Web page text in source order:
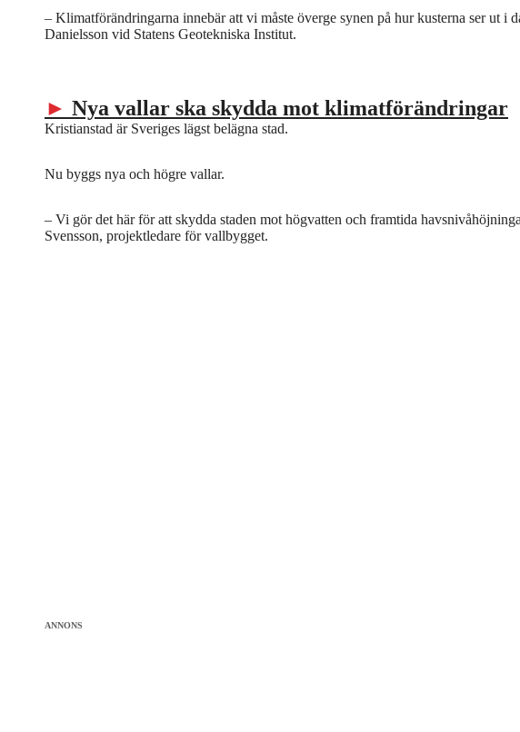
– Klimatförändringarna innebär att vi måste överge synen på hur kusterna ser ut i
Danielsson vid Statens Geotekniska Institut.
► Nya vallar ska skydda mot klimatförändringar
Kristianstad är Sveriges lägst belägna stad.
Nu byggs nya och högre vallar.
– Vi gör det här för att skydda staden mot högvatten och framtida
Svensson, projektledare för vallbygget.
ANNONS